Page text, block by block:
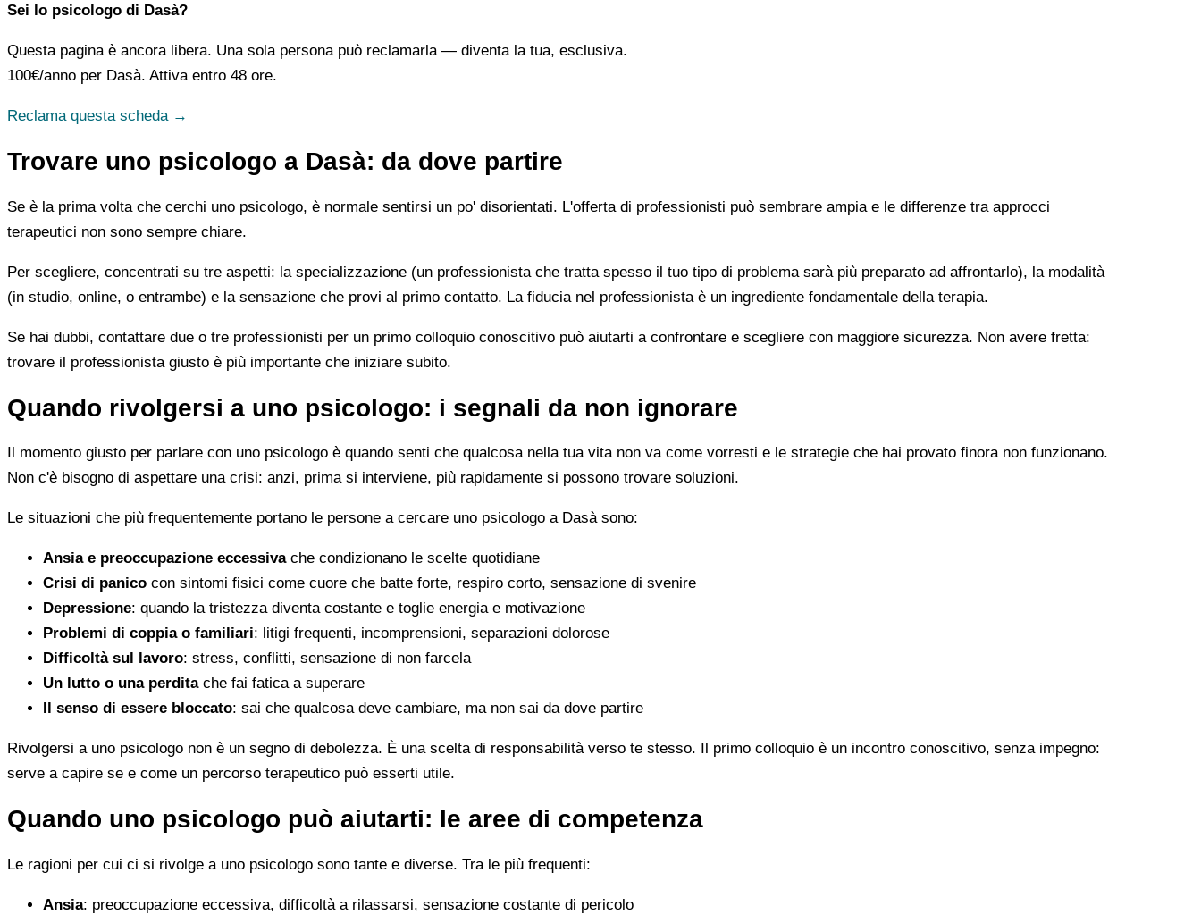
Sei lo psicologo di Dasà?
Questa pagina è ancora libera. Una sola persona può reclamarla — diventa la tua, esclusiva.
100€/anno per Dasà. Attiva entro 48 ore.
Reclama questa scheda →
Trovare uno psicologo a Dasà: da dove partire
Se è la prima volta che cerchi uno psicologo, è normale sentirsi un po' disorientati. L'offerta di professionisti può sembrare ampia e le differenze tra approcci
terapeutici non sono sempre chiare.
Per scegliere, concentrati su tre aspetti: la specializzazione (un professionista che tratta spesso il tuo tipo di problema sarà più preparato ad affrontarlo), la modalità
(in studio, online, o entrambe) e la sensazione che provi al primo contatto. La fiducia nel professionista è un ingrediente fondamentale della terapia.
Se hai dubbi, contattare due o tre professionisti per un primo colloquio conoscitivo può aiutarti a confrontare e scegliere con maggiore sicurezza. Non avere fretta:
trovare il professionista giusto è più importante che iniziare subito.
Quando rivolgersi a uno psicologo: i segnali da non ignorare
Il momento giusto per parlare con uno psicologo è quando senti che qualcosa nella tua vita non va come vorresti e le strategie che hai provato finora non funzionano.
Non c'è bisogno di aspettare una crisi: anzi, prima si interviene, più rapidamente si possono trovare soluzioni.
Le situazioni che più frequentemente portano le persone a cercare uno psicologo a Dasà sono:
Ansia e preoccupazione eccessivache condizionano le scelte quotidiane
Crisi di panico con sintomi fisici come cuore che batte forte, respiro corto, sensazione di svenire
Depressione: quando la tristezza diventa costante e toglie energia e motivazione
Problemi di coppia o familiari: litigi frequenti, incomprensioni, separazioni dolorose
Difficoltà sul lavoro: stress, conflitti, sensazione di non farcela
Un lutto o una perditache fai fatica a superare
Il senso di essere bloccato: sai che qualcosa deve cambiare, ma non sai da dove partire
Rivolgersi a uno psicologo non è un segno di debolezza. È una scelta di responsabilità verso te stesso. Il primo colloquio è un incontro conoscitivo, senza impegno:
serve a capire se e come un percorso terapeutico può esserti utile.
Quando uno psicologo può aiutarti: le aree di competenza
Le ragioni per cui ci si rivolge a uno psicologo sono tante e diverse. Tra le più frequenti:
Ansia: preoccupazione eccessiva, difficoltà a rilassarsi, sensazione costante di pericolo